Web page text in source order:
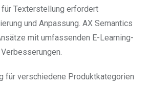
Texterstellung erfordert
und Anpassung. AX Semantics
mit umfassenden E-Learning-
für verschiedene Produktkategorien